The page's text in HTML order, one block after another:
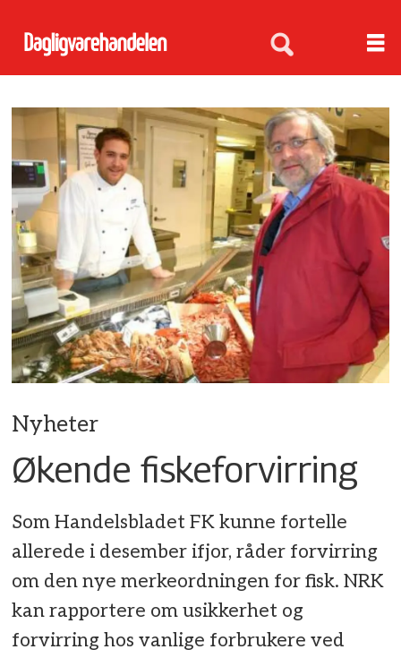
Nyheter
Økende fiskeforvirring
Som Handelsbladet FK kunne fortelle
allerede i desember ifjor, råder forvirring
om den nye merkeordningen for fisk. NRK
kan rapportere om usikkerhet og
forvirring hos vanlige forbrukere ved